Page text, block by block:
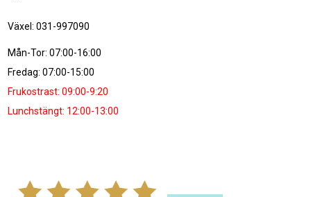
Växel: 031-997090
Mån-Tor: 07:00-16:00
Fredag: 07:00-15:00
Frukostrast: 09:00-9:20
Lunchstängt: 12:00-13:00